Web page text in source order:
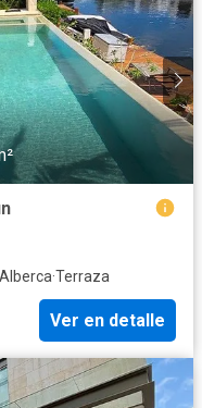
Alberca·Terraza
Ver en detalle